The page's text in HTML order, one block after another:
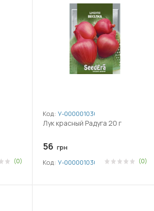
(0)
Код: У-0000010305
Лук красный Радуга 20 г
56 грн
Код: У-0000010305 (0)